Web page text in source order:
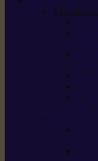
Vêtements